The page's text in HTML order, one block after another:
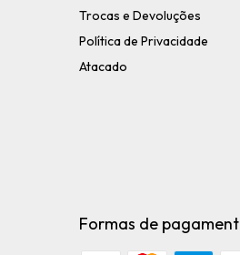
Trocas e Devoluções
Política de Privacidade
Atacado
Formas de